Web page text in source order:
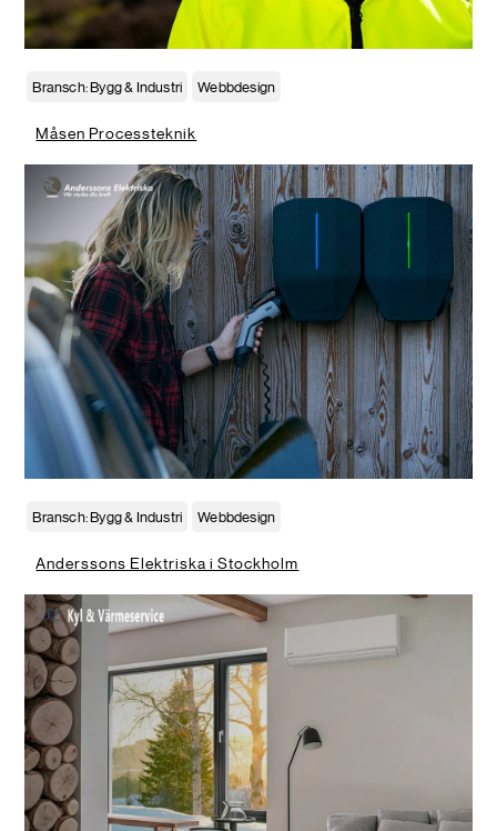
Bransch: Bygg & Industri Webbdesign
Måsen Processteknik
Bransch: Bygg & Industri Webbdesign
Anderssons Elektriska i Stockholm